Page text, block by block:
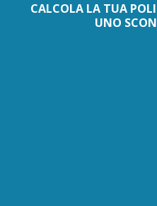
CALCOLA LA TUA
UNO